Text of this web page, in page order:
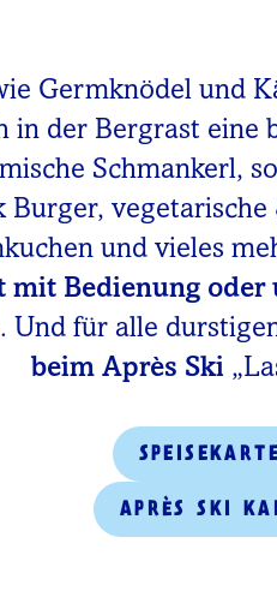
Germknödel und
der Bergrast eine
Schmankerl,
Burger,
und vieles
mit Bedienung
Und für alle
beim Après Ski
APRÈS SKI